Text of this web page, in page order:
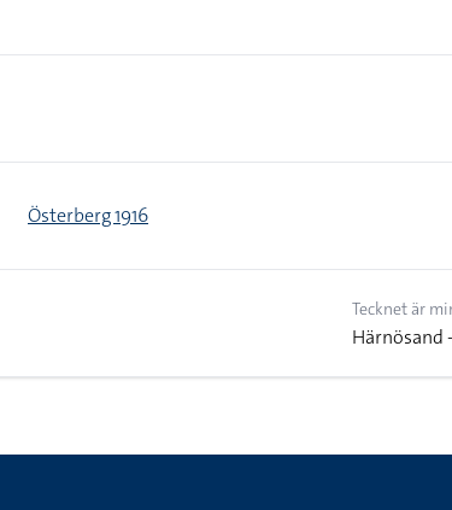
Österberg 1916
Tecknet är
Härnösand